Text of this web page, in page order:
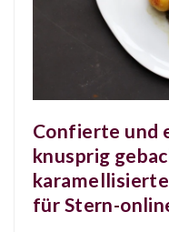
Confierte und
knusprig
für Stern-